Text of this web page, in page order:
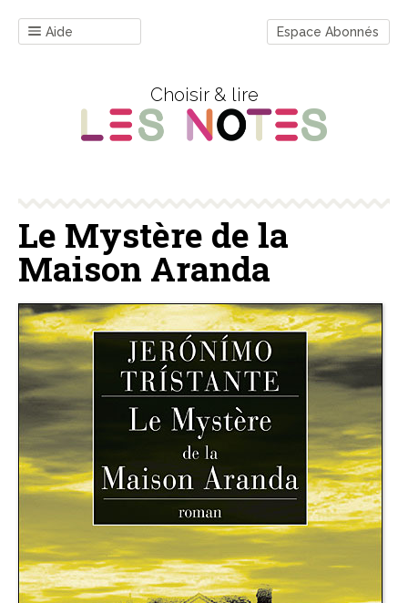
Aide Espace Abonnés
Choisir & lire
Le Mystère de la
Maison Aranda